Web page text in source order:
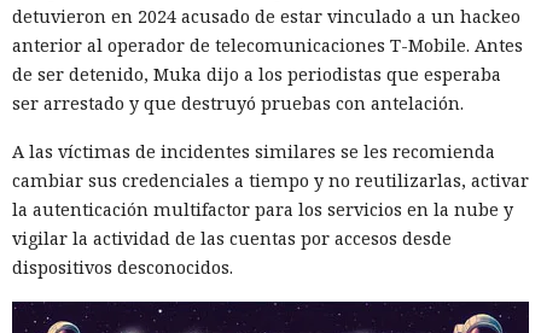
Era demasiado pronto para dar
por muerto a Next.js: la versión
16.3 pulveriza los récords de
rendimiento.
detuvieron en 2024 acusado de estar vinculado a un hackeo
anterior al operador de telecomunicaciones T-Mobile. Antes
de ser detenido, Muka dijo a los periodistas que esperaba
ser arrestado y que destruyó pruebas con antelación.
A las víctimas de incidentes similares se les recomienda
cambiar sus credenciales a tiempo y no reutilizarlas, activar
la autenticación multifactor para los servicios en la nube y
vigilar la actividad de las cuentas por accesos desde
dispositivos desconocidos.